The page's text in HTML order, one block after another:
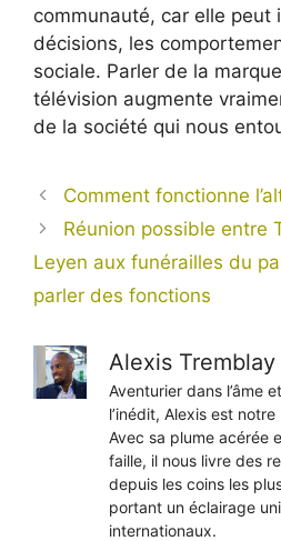
communauté, car elle peut
décisions, les
sociale. Parler de la
télévision augmente
de la société qui nous
Comment fonctionne
Réunion possible entre
Leyen aux funérailles du
parler des fonctions
Alexis Tremblay
Aventurier dans l’âme
l’inédit, Alexis est
Avec sa plume acérée
faille, il nous livre des
depuis les coins les
portant un éclairage
internationaux.